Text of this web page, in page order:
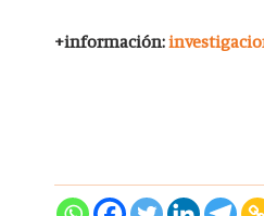
+información: